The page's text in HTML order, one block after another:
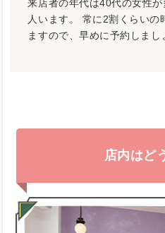
来店者の年代は40代の女性
人います。 常に2割くらいの
ますので、早めに予約しまし
店内はど